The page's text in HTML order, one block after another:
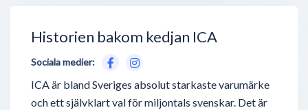
Historien bakom kedjan ICA
Sociala medier:
ICA är bland Sveriges absolut starkaste varumärke
och ett självklart val för miljontals svenskar. Det är